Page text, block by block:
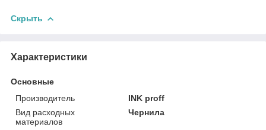
Скрыть
Характеристики
Основные
Производитель
INK proff
Вид расходных
материалов
Чернила